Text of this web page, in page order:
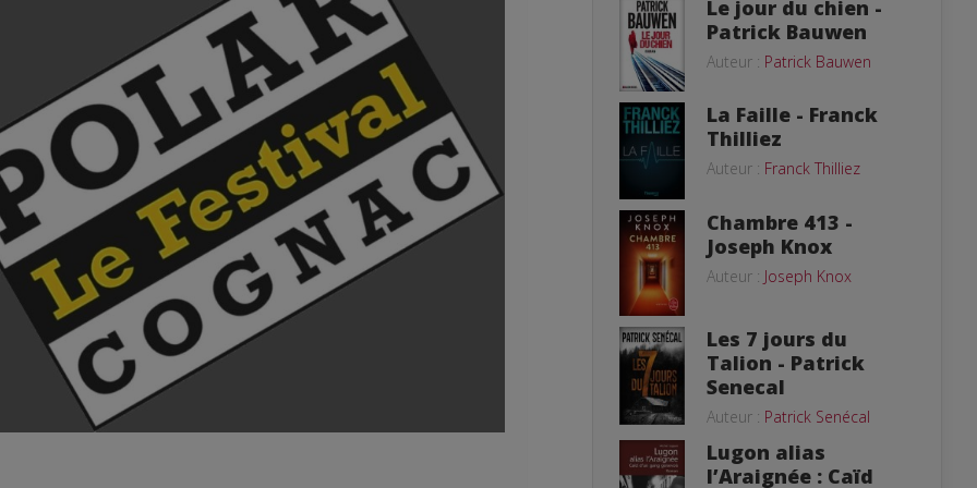
Le jour du chien -
Patrick Bauwen
Auteur : Patrick Bauwen
La Faille - Franck
Thilliez
Auteur : Franck Thilliez
Chambre 413 -
Joseph Knox
Auteur : Joseph Knox
Les 7 jours du
Talion - Patrick
Senecal
Auteur : Patrick Senécal
Lugon alias
l’Araignée : Caïd